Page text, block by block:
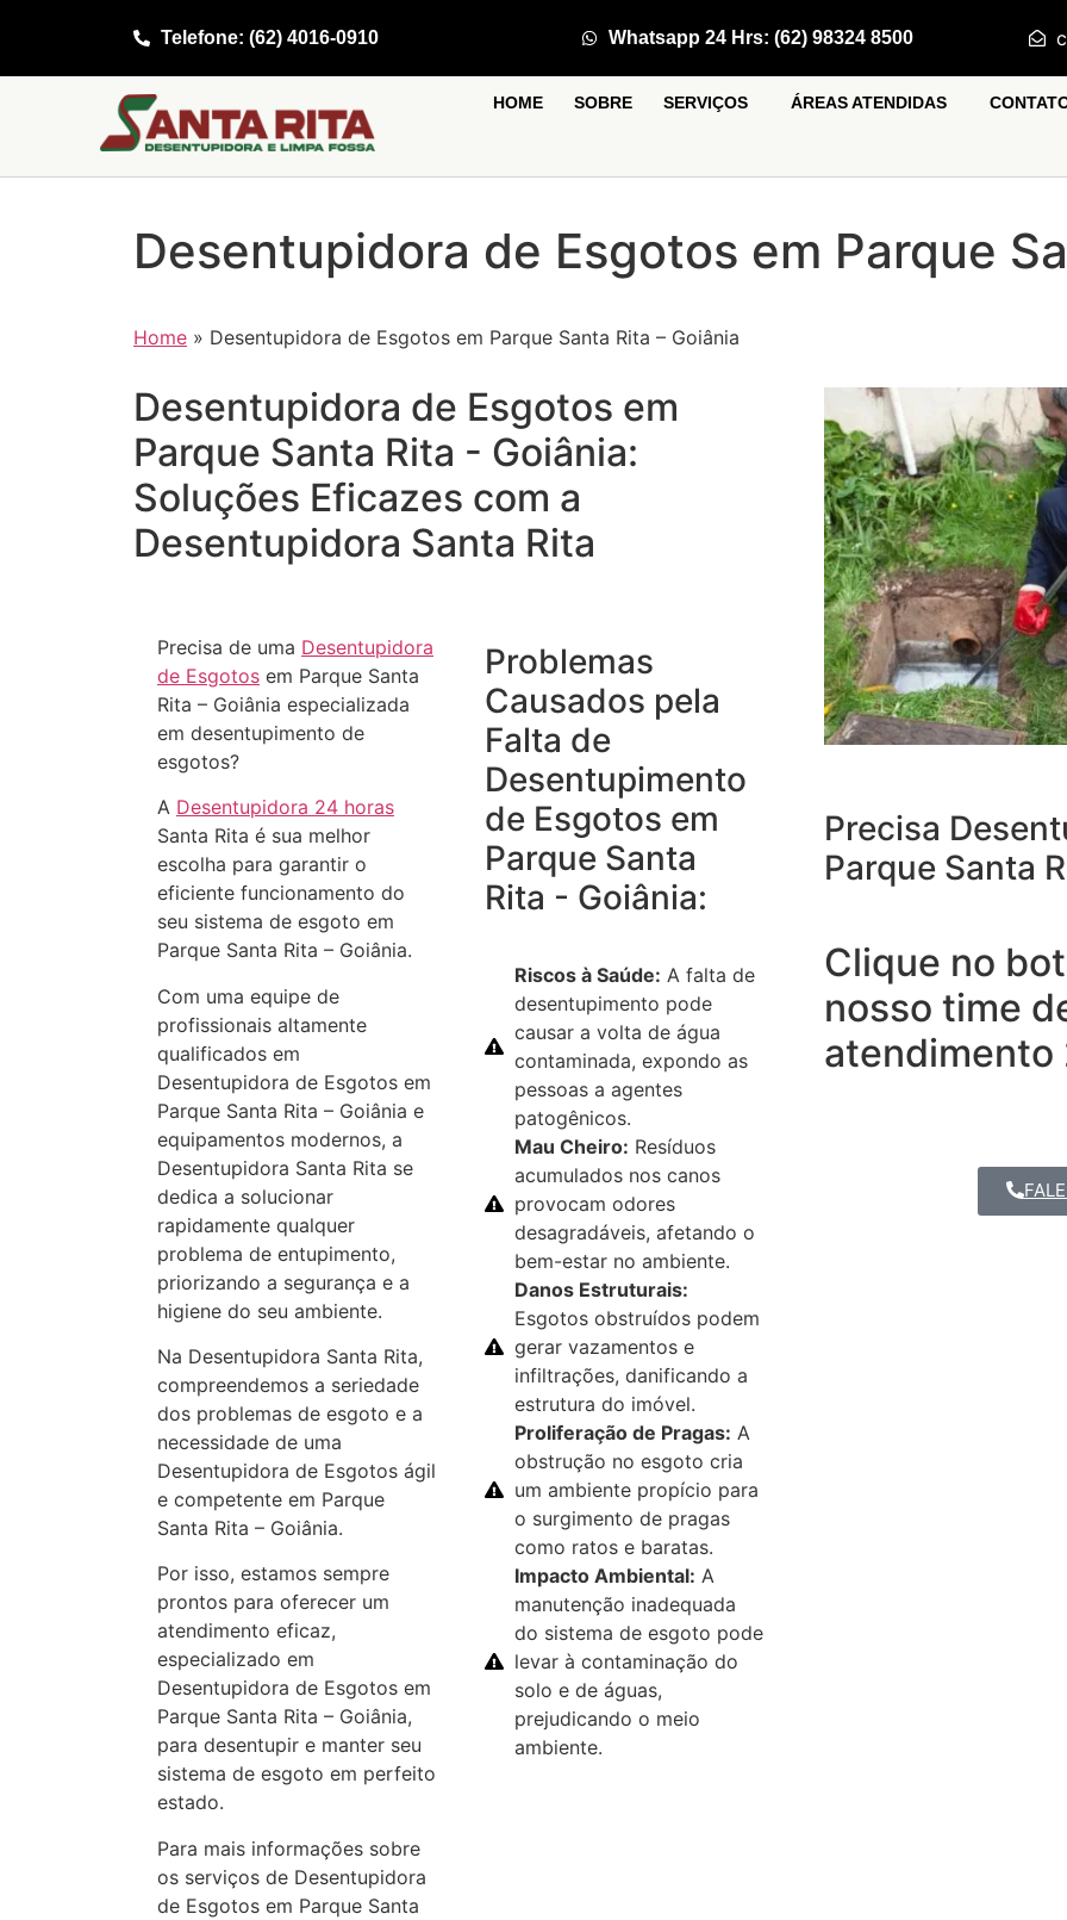
Telefone: (62) 4016-0910 Whatsapp 24 Hrs: (62) 98324 8500
HOME SOBRE SERVIÇOS ÁREAS ATENDIDAS
Desentupidora de Esgotos em Parque
Home » Desentupidora de Esgotos em Parque Santa Rita – Goiânia
Desentupidora de Esgotos em
Parque Santa Rita - Goiânia:
Soluções Eficazes com a
Desentupidora Santa Rita
Precisa de uma Desentupidora
de Esgotos em Parque Santa
Rita – Goiânia especializada
em desentupimento de
esgotos?
A Desentupidora 24 horas
Santa Rita é sua melhor
escolha para garantir o
eficiente funcionamento do
seu sistema de esgoto em
Parque Santa Rita – Goiânia.
Com uma equipe de
profissionais altamente
qualificados em
Desentupidora de Esgotos em
Parque Santa Rita – Goiânia e
equipamentos modernos, a
Desentupidora Santa Rita se
dedica a solucionar
rapidamente qualquer
problema de entupimento,
priorizando a segurança e a
higiene do seu ambiente.
Na Desentupidora Santa Rita,
compreendemos a seriedade
dos problemas de esgoto e a
necessidade de uma
Desentupidora de Esgotos ágil
e competente em Parque
Santa Rita – Goiânia.
Por isso, estamos sempre
prontos para oferecer um
atendimento eficaz,
especializado em
Desentupidora de Esgotos em
Parque Santa Rita – Goiânia,
para desentupir e manter seu
sistema de esgoto em perfeito
estado.
Para mais informações sobre
os serviços de Desentupidora
de Esgotos em Parque Santa
Problemas
Causados pela
Falta de
Desentupimento
de Esgotos em
Parque Santa
Rita - Goiânia:
Riscos à Saúde: A falta de
desentupimento pode
causar a volta de água
contaminada, expondo as
pessoas a agentes
patogênicos.
Mau Cheiro: Resíduos
acumulados nos canos
provocam odores
desagradáveis, afetando o
bem-estar no ambiente.
Danos Estruturais:
Esgotos obstruídos podem
gerar vazamentos e
infiltrações, danificando a
estrutura do imóvel.
Proliferação de Pragas: A
obstrução no esgoto cria
um ambiente propício para
o surgimento de pragas
como ratos e baratas.
Impacto Ambiental: A
manutenção inadequada
do sistema de esgoto pode
levar à contaminação do
solo e de águas,
prejudicando o meio
ambiente.
Precisa
Parque Santa
Clique no
nosso time
atendimento